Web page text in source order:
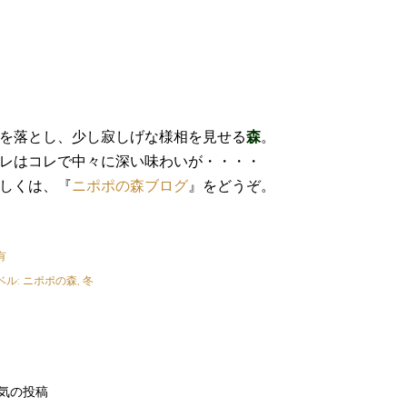
落とし、少し寂しげな様相を見せる森。
はコレで中々に深い味わいが・・・・
くは、『ニポポの森ブログ』をどうぞ。
ル: ニポポの森 冬
の投稿